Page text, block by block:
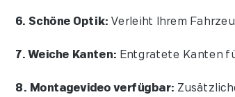
6. Schöne Optik: Verleiht Ihrem
7. Weiche Kanten: Entgratete Kanten
8. Montagevideo verfügbar: